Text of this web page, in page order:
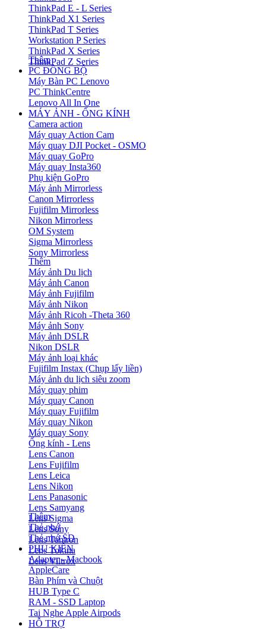
ThinkPad E - L Series
ThinkPad X1 Series
ThinkPad T Series
Workstation P Series
ThinkPad X Series
ThinkPad Z Series
Thêm
PC ĐỒNG BỘ
Máy Bàn PC Lenovo
PC ThinkCentre
Lenovo All In One
MÁY ẢNH - ỐNG KÍNH
Camera action
Máy quay Action Cam
Máy quay DJI Pocket - OSMO
Máy quay GoPro
Máy quay Insta360
Phụ kiện GoPro
Máy ảnh Mirrorless
Canon Mirrorless
Fujifilm Mirrorless
Nikon Mirrorless
OM System
Sigma Mirrorless
Sony Mirrorless
Thêm
Máy ảnh Du lịch
Máy ảnh Canon
Máy ảnh Fujifilm
Máy ảnh Nikon
Máy ảnh Ricoh -Theta 360
Máy ảnh Sony
Máy ảnh DSLR
Nikon DSLR
Máy ảnh loại khác
Fujifilm Instax (Chụp lấy liền)
Máy ảnh du lịch siêu zoom
Máy quay phim
Máy quay Canon
Máy quay Fujifilm
Máy quay Nikon
Máy quay Sony
Ống kính - Lens
Lens Canon
Lens Fujifilm
Lens Leica
Lens Nikon
Lens Panasonic
Lens Samyang
Lens Sigma
Lens Sony
Lens Tamron
Lens Tokina
Lens Viltrox
Thêm
Thẻ nhớ
Thẻ nhớ SD
PHỤ KIỆN
Adapter - Macbook
AppleCare
Bàn Phím và Chuột
HUB Type C
RAM - SSD Laptop
Tai Nghe Apple Airpods
HỖ TRỢ